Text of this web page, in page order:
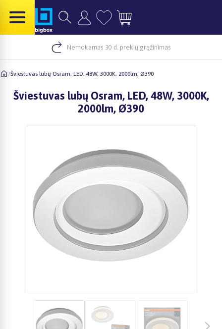
Nemokamas 30 d. prekių grąžinimas
/Šviestuvas lubų Osram, LED, 48W, 3000K, 2000lm, Ø390
Šviestuvas lubų Osram, LED, 48W, 3000K,
2000lm, Ø390